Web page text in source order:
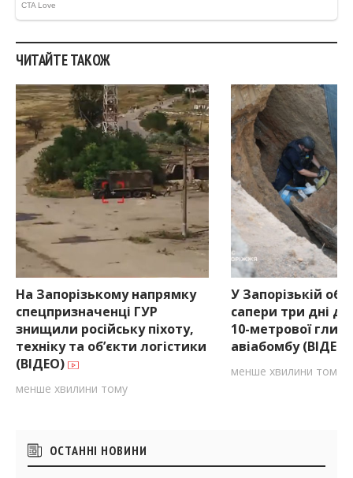
ЧИТАЙТЕ ТАКОЖ
На Запорізькому напрямку
спецпризначенці ГУР
знищили російську піхоту,
техніку та об’єкти логістики
(ВІДЕО)
менше хвилини тому
У Запорізькій
сапери три дні
10-метрової
авіабомбу
менше хвилини тому
Бічні
віджети
ОСТАННІ НОВИНИ